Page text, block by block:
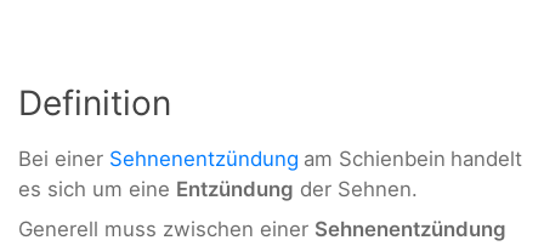
Definition
Bei einer Sehnenentzündung am Schienbein handelt
es sich um eine Entzündung der Sehnen.
Generell muss zwischen einer Sehnenentzündung